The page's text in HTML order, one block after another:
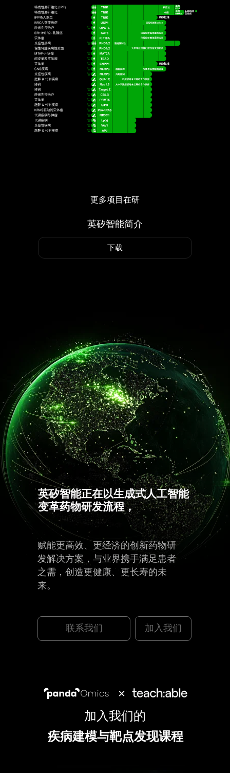
更多项目在研
下载
英矽智能简介
英矽智能正在以生成式人工智能
变革药物研发流程，
赋能更高效、更经济的创新药物研
发解决方案，与业界携手满足患者
之需，创造更健康、更长寿的未
来。
联系我们 加入我们
疾病建模与靶点发现课程
加入我们的
×